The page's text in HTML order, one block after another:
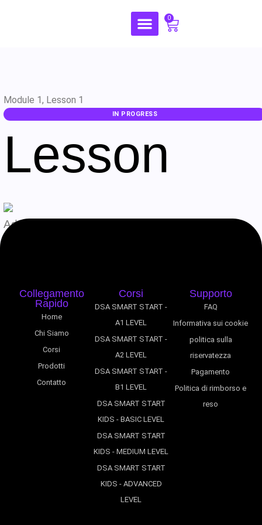
0
Module 1, Lesson 1
IN PROGRESS
Lesson
Admin
Collegamento
Rapido
Home
Chi Siamo
Corsi
Prodotti
Contatto
Corsi
DSA SMART START -
A1 LEVEL
DSA SMART START -
A2 LEVEL
DSA SMART START -
B1 LEVEL
DSA SMART START
KIDS - BASIC LEVEL
DSA SMART START
KIDS - MEDIUM LEVEL
DSA SMART START
KIDS - ADVANCED
LEVEL
Supporto
FAQ
Informativa sui cookie
politica sulla
riservatezza
Pagamento
Politica di rimborso e
reso